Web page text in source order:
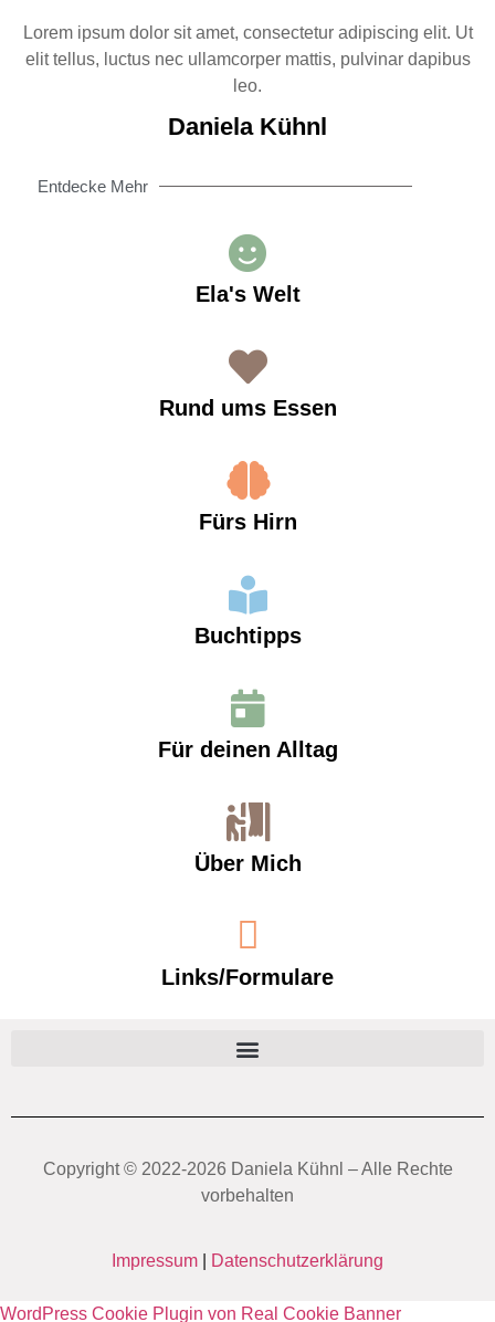
Lorem ipsum dolor sit amet, consectetur adipiscing elit. Ut
elit tellus, luctus nec ullamcorper mattis, pulvinar dapibus
leo.
Daniela Kühnl
Entdecke Mehr
Ela's Welt
Rund ums Essen
Fürs Hirn
Buchtipps
Für deinen Alltag
Über Mich
Links/Formulare
Copyright ©️ 2022-2026 Daniela Kühnl – Alle Rechte
vorbehalten
Impressum Datenschutzerklärung
WordPress Cookie Plugin von Real Cookie Banner